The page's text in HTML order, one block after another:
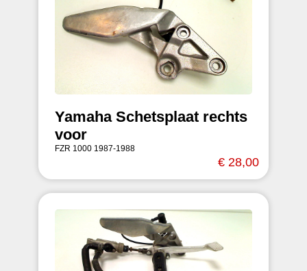
Yamaha Schetsplaat rechts
voor
FZR 1000 1987-1988
€ 28,00